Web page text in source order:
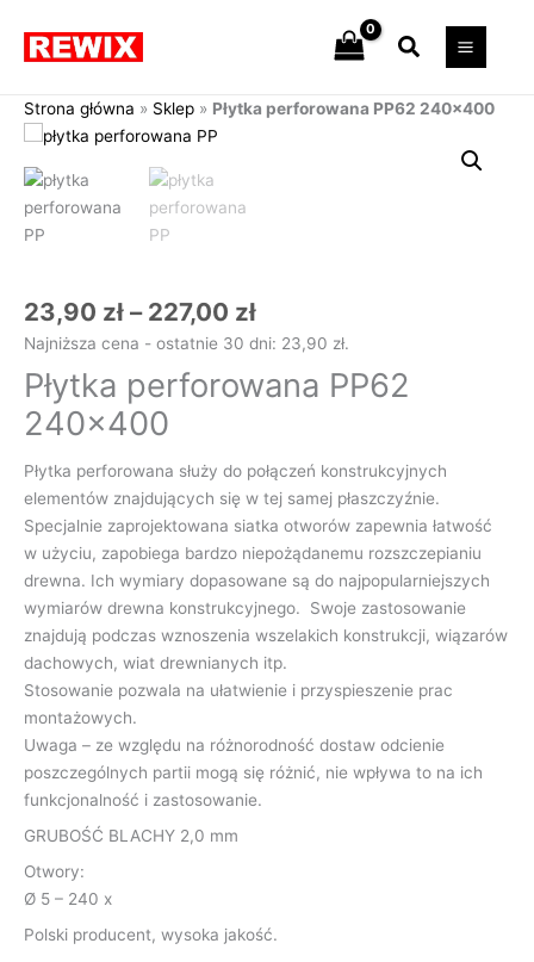
treści
Szukaj
Strona główna » Sklep » Płytka perforowana PP62 240×400
23,90 zł – 227,00 zł
Najniższa cena - ostatnie 30 dni: 23,90 zł.
Płytka perforowana PP62
240×400
Płytka perforowana służy do połączeń konstrukcyjnych
elementów znajdujących się w tej samej płaszczyźnie.
Specjalnie zaprojektowana siatka otworów zapewnia łatwość
w użyciu, zapobiega bardzo niepożądanemu rozszczepianiu
drewna. Ich wymiary dopasowane są do najpopularniejszych
wymiarów drewna konstrukcyjnego. Swoje zastosowanie
znajdują podczas wznoszenia wszelakich konstrukcji, wiązarów
dachowych, wiat drewnianych itp.
Stosowanie pozwala na ułatwienie i przyspieszenie prac
montażowych.
Uwaga – ze względu na różnorodność dostaw odcienie
poszczególnych partii mogą się różnić, nie wpływa to na ich
funkcjonalność i zastosowanie.
GRUBOŚĆ BLACHY 2,0 mm
Otwory:
Ø 5 – 240 x
Polski producent, wysoka jakość.
ilość
perforowana
PP62
240x400